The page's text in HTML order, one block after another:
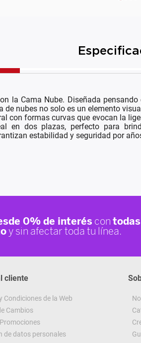
la Cama Nube. Diseñada
nubes no solo es un elemento
con formas curvas que evocan la
en dos plazas, perfecto para
estabilidad y seguridad por
cliente
Condiciones de la Web
Cambios
de datos personales